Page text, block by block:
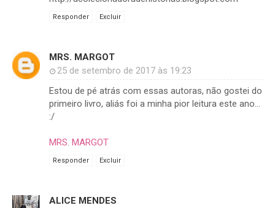
Responder Excluir
MRS. MARGOT
25 de setembro de 2017 às 19:23
Estou de pé atrás com essas autoras, não gostei do
primeiro livro, aliás foi a minha pior leitura este ano...
:/
MRS. MARGOT
Responder Excluir
ALICE MENDES